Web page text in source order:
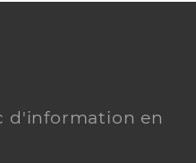
d'information en